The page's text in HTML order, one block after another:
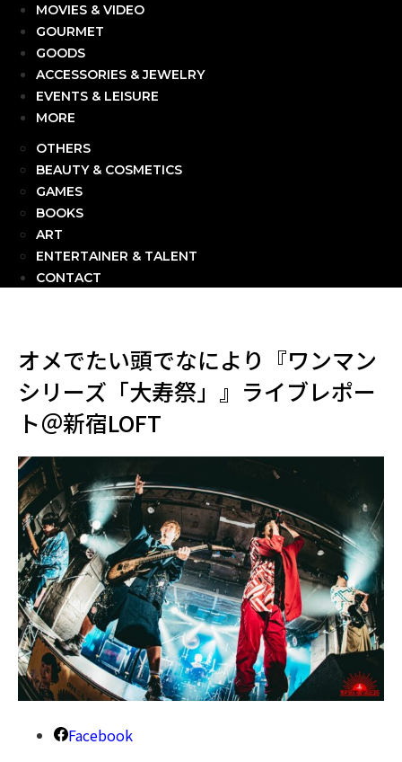
MOVIES & VIDEO
GOURMET
GOODS
ACCESSORIES & JEWELRY
EVENTS & LEISURE
MORE
OTHERS
BEAUTY & COSMETICS
GAMES
BOOKS
ART
ENTERTAINER & TALENT
CONTACT
オメでたい頭でなにより『ワンマン
シリーズ「大寿祭」』ライブレポー
ト＠新宿LOFT
Facebook